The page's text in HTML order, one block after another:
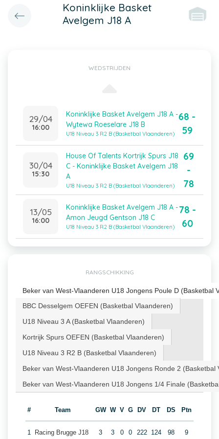
Koninklijke Basket
Avelgem J18 A
WEDSTRIJDEN
29/04
16:00
Koninklijke Basket Avelgem J18 A -
Wytewa Roeselare J18 B
U18 Niveau 3 R2 B (Basketbal Vlaanderen)
68 -
59
30/04
15:30
House Of Talents Kortrijk Spurs J18
C - Koninklijke Basket Avelgem J18
A
U18 Niveau 3 R2 B (Basketbal Vlaanderen)
69
-
78
13/05
16:00
Koninklijke Basket Avelgem J18 A -
Amon Jeugd Gentson J18 C
U18 Niveau 3 R2 B (Basketbal Vlaanderen)
78 -
60
RANGSCHIKKING
Beker van West-Vlaanderen U18 Jongens Poule D (Basketbal
BBC Desselgem OEFEN (Basketbal Vlaanderen)
U18 Niveau 3 A (Basketbal Vlaanderen)
Kortrijk Spurs OEFEN (Basketbal Vlaanderen)
U18 Niveau 3 R2 B (Basketbal Vlaanderen)
Beker van West-Vlaanderen U18 Jongens Ronde 2 (Basketbal
Beker van West-Vlaanderen U18 Jongens 1/4 Finale
# Team GW W V G DV DT DS Ptn
1
Racing Brugge J18
3 3 0 0 222 124 98 9